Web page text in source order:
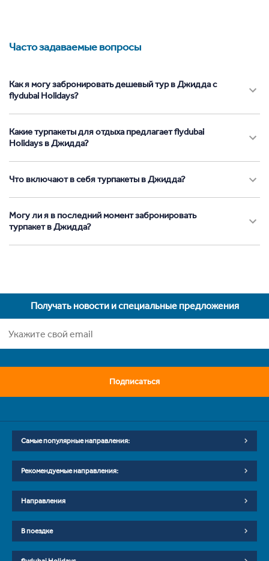
Часто задаваемые вопросы
Как я могу забронировать дешевый тур в Джидда с
flydubai Holidays?
Какие турпакеты для отдыха предлагает flydubai
Holidays в Джидда?
Что включают в себя турпакеты в Джидда?
Могу ли я в последний момент забронировать
турпакет в Джидда?
Получать новости и специальные предложения
Подписаться
Самые популярные направления:
Рекомендуемые направления:
Направления
В поездке